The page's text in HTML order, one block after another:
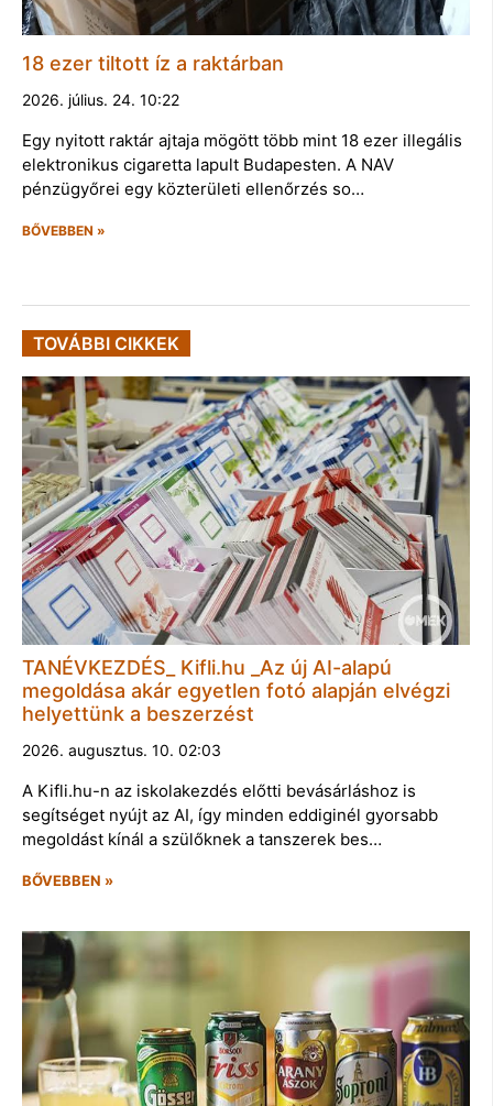
18 ezer tiltott íz a raktárban
2026. július. 24. 10:22
Egy nyitott raktár ajtaja mögött több mint 18 ezer illegális
elektronikus cigaretta lapult Budapesten. A NAV
pénzügyőrei egy közterületi ellenőrzés so…
BŐVEBBEN »
TOVÁBBI CIKKEK
TANÉVKEZDÉS_ Kifli.hu _Az új AI-alapú
megoldása akár egyetlen fotó alapján elvégzi
helyettünk a beszerzést
2026. augusztus. 10. 02:03
A Kifli.hu-n az iskolakezdés előtti bevásárláshoz is
segítséget nyújt az AI, így minden eddiginél gyorsabb
megoldást kínál a szülőknek a tanszerek bes…
BŐVEBBEN »